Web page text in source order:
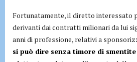
Fortunatamente, il diretto interessato
derivanti dai contratti milionari da lui
anni di professione, relativi a
si può dire senza timore di